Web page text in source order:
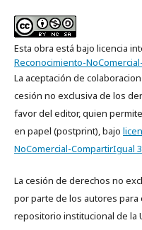
Esta obra está bajo licencia
Reconocimiento-
La aceptación de
cesión no exclusiva de los
favor del editor, quien
en papel (postprint), bajo
NoComercial-CompartirIgual
La cesión de derechos no
por parte de los autores para
repositorio institucional de la